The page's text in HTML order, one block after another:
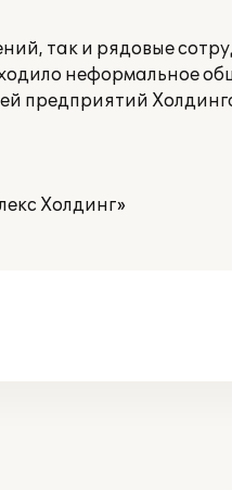
так и рядовые
неформальное
предприятий
Холдинг»